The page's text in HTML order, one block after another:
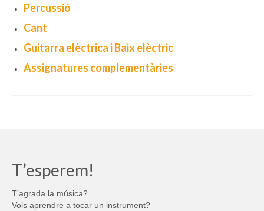
Contacta
Percussió
Cant
Guitarra elèctrica i Baix elèctric
Assignatures complementàries
T’esperem!
T'agrada la música?
Vols aprendre a tocar un instrument?